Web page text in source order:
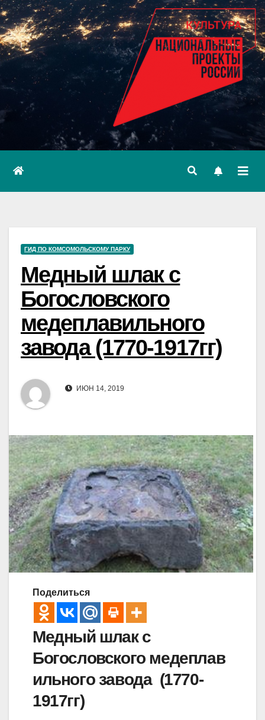
ГИД ПО КОМСОМОЛЬСКОМУ ПАРКУ
Медный шлак с
Богословского
медеплавильного
завода (1770-1917гг)
ИЮН 14, 2019
Поделиться
Медный шлак с
Богословского медеплав
ильного завода (1770-
1917гг)